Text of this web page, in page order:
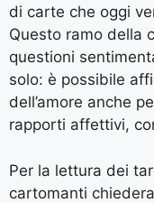
di carte che oggi
Questo ramo della
questioni
solo: è possibile
dell’amore anche
rapporti affettivi,
Per la lettura dei
cartomanti